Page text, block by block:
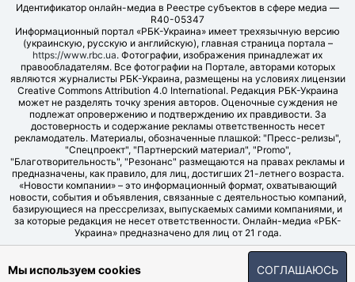
Идентификатор онлайн-медиа в Реестре субъектов в сфере медиа —
R40-05347
Информационный портал «РБК-Украина» имеет трехязычную версию
(украинскую, русскую и английскую), главная страница портала –
https://www.rbc.ua. Фотографии, изображения принадлежат их
правообладателям. Все фотографии на Портале, авторами которых
являются журналисты РБК-Украина, размещены на условиях лицензии
Creative Commons Attribution 4.0 International. Редакция РБК-Украина
может не разделять точку зрения авторов. Оценочные суждения не
подлежат опровержению и подтверждению их правдивости. За
достоверность и содержание рекламы ответственность несет
рекламодатель. Материалы, обозначенные плашкой: "Пресс-релизы",
"Спецпроект", "Партнерский материал", "Promo",
"Благотворительность", "Резонанс" размещаются на правах рекламы и
предназначены, как правило, для лиц, достигших 21-летнего возраста.
«Новости компании» – это информационный формат, охватывающий
новости, события и объявления, связанные с деятельностью компаний,
базирующиеся на прессрелизах, выпускаемых самими компаниями, и
за которые редакция не несет ответственности. Онлайн-медиа «РБК-
Украина» предназначено для лиц от 21 года.
© LLC "UBT MEDIA", 2006-2026.
Мы используем cookies СОГЛАШАЮСЬ